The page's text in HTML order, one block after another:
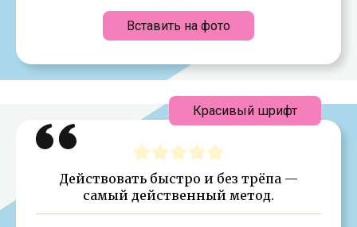
Вставить на фото
Действовать быстро и без трёпа —
самый действенный метод.
Красивый шрифт